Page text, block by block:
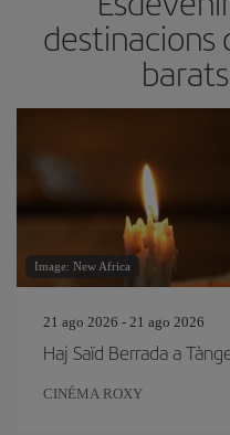
destinacions
Image: New Africa
21 ago 2026 - 21 ago 2026
Haj Saïd Berrada a
CINÉMA ROXY